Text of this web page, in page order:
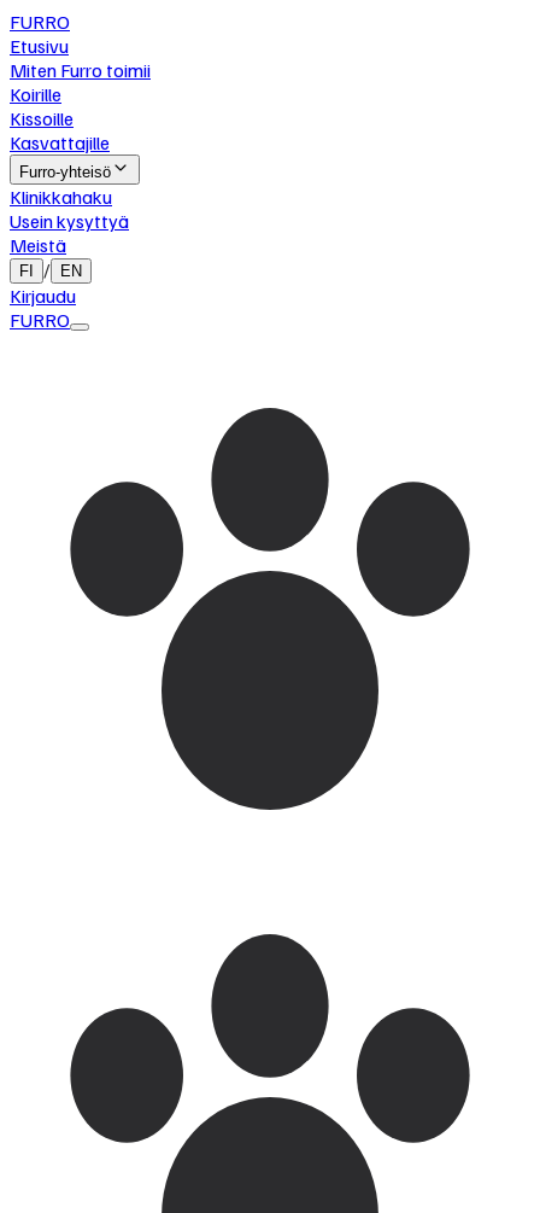
FURRO
Etusivu
Miten Furro toimii
Koirille
Kissoille
Kasvattajille
Furro-yhteisö
Klinikkahaku
Usein kysyttyä
Meistä
FI / EN
Kirjaudu
FURRO